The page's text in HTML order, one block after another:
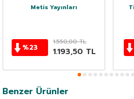
Metis Yayınları
%23
1.550,00TL
1.193,50 TL
Benzer Ürünler